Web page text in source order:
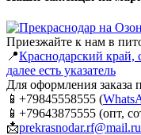
Приезжайте к нам в
📍Краснодарский край,
далее есть указатель
Для оформления заказа
📱+79845558555 (
📱+79643875555 (опт,
📩prekrasnodar.rf@mail.ru